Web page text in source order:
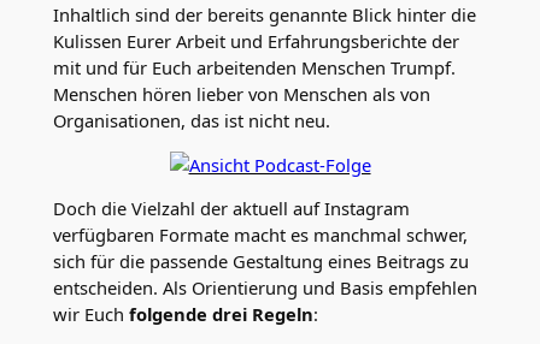
Inhaltlich sind der bereits genannte Blick hinter die
Kulissen Eurer Arbeit und Erfahrungsberichte der
mit und für Euch arbeitenden Menschen Trumpf.
Menschen hören lieber von Menschen als von
Organisationen, das ist nicht neu.
Doch die Vielzahl der aktuell auf Instagram
verfügbaren Formate macht es manchmal schwer,
sich für die passende Gestaltung eines Beitrags zu
entscheiden. Als Orientierung und Basis empfehlen
wir Euch folgende drei Regeln: